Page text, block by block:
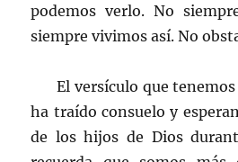
podemos verlo. No
siempre vivimos así. No
El versículo que tenemos
ha traído consuelo y
de los hijos de Dios